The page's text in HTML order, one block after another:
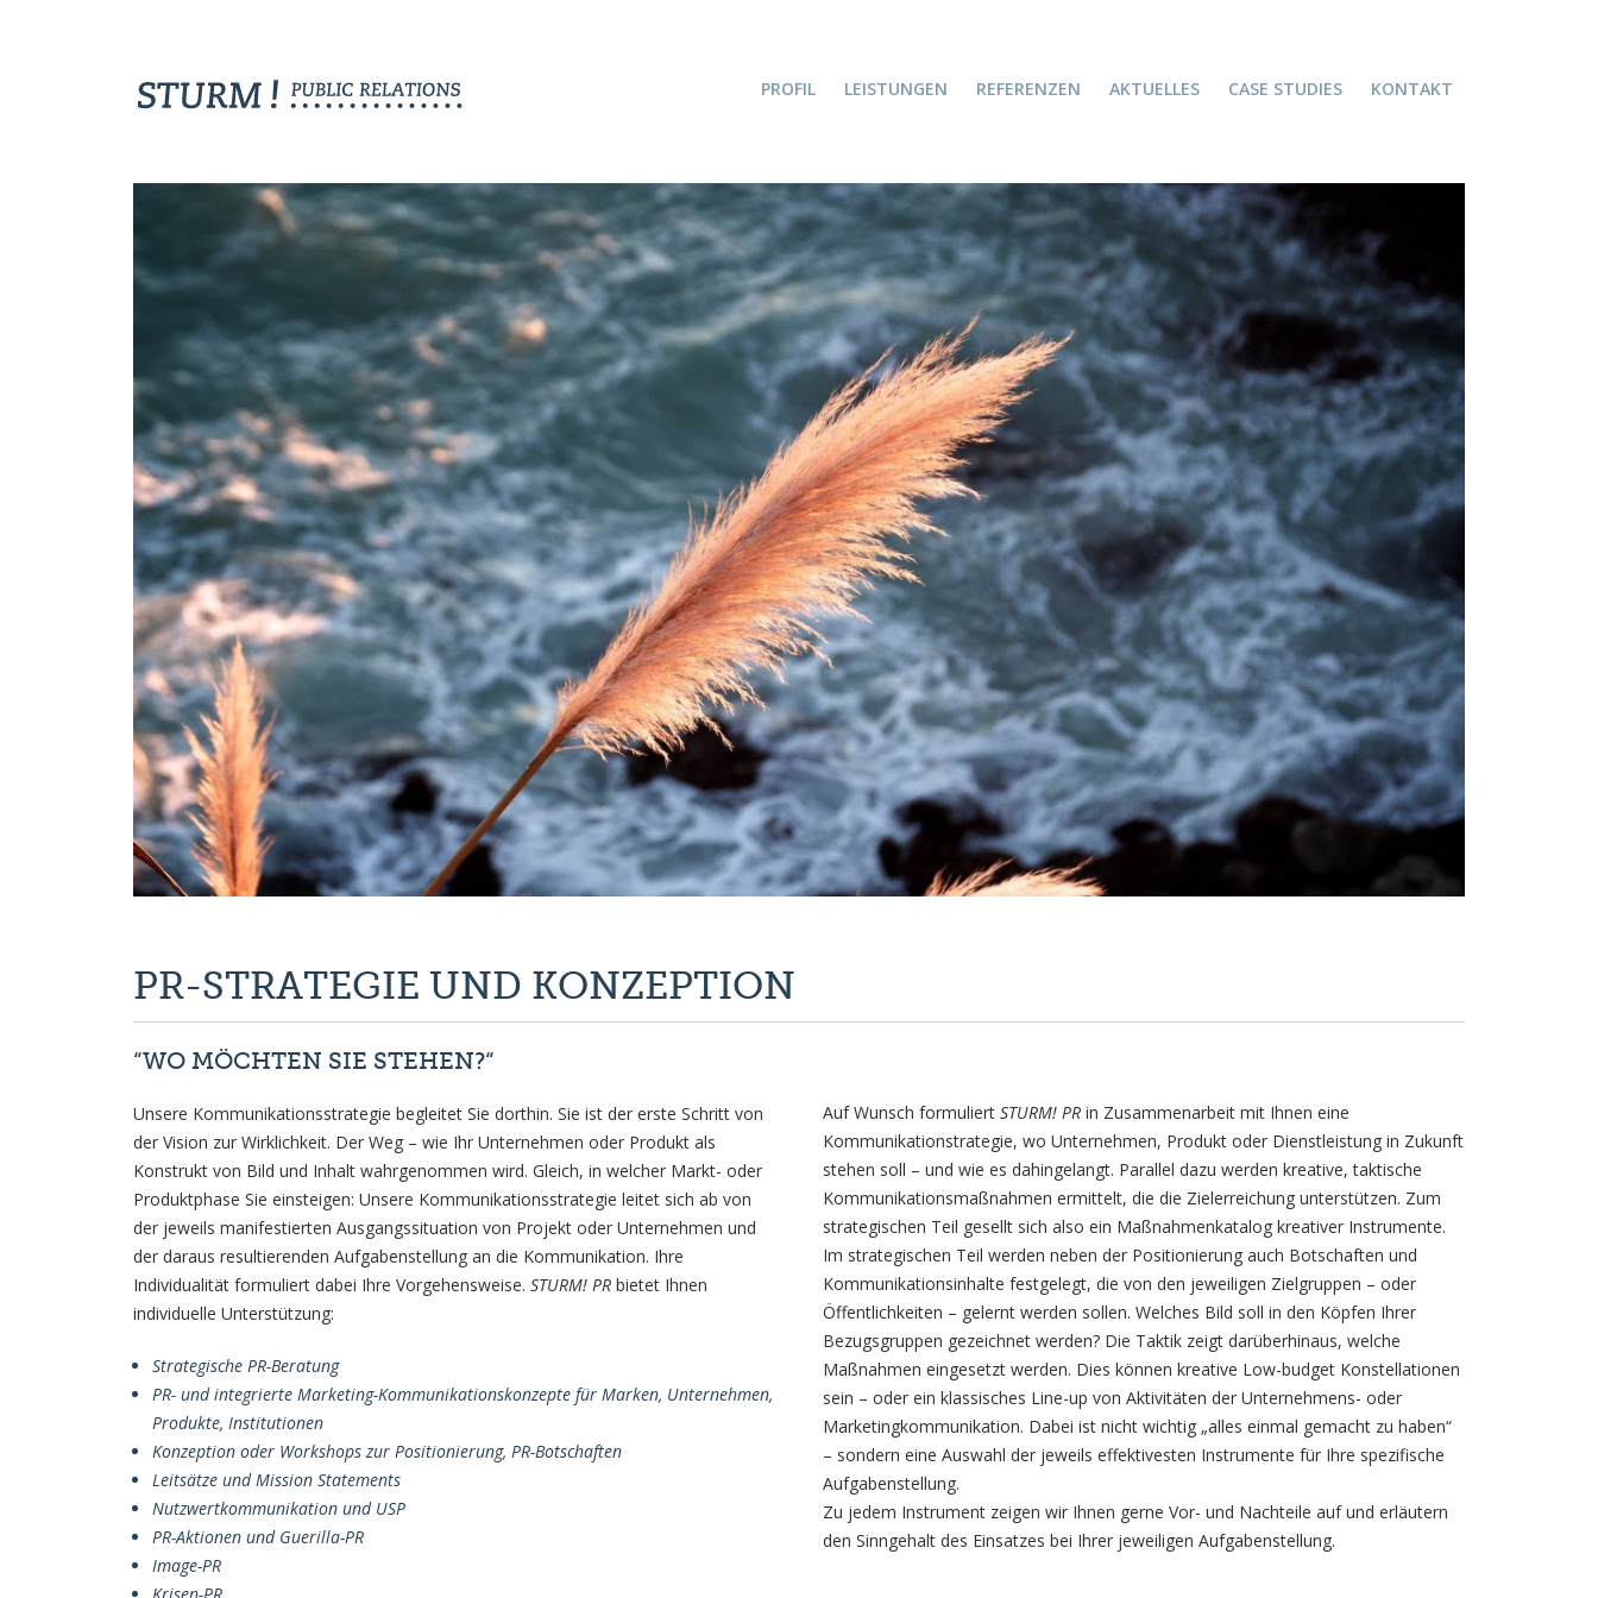
PROFIL LEISTUNGEN REFERENZEN AKTUELLES CASE STUDIES KONTAKT
PR-STRATEGIE UND KONZEPTION
“WO MÖCHTEN SIE STEHEN?“
Unsere Kommunikationsstrategie begleitet Sie dorthin. Sie ist der erste Schritt von
der Vision zur Wirklichkeit. Der Weg – wie Ihr Unternehmen oder Produkt als
Konstrukt von Bild und Inhalt wahrgenommen wird. Gleich, in welcher Markt- oder
Produktphase Sie einsteigen: Unsere Kommunikationsstrategie leitet sich ab von
der jeweils manifestierten Ausgangssituation von Projekt oder Unternehmen und
der daraus resultierenden Aufgabenstellung an die Kommunikation. Ihre
Individualität formuliert dabei Ihre Vorgehensweise. STURM! PR bietet Ihnen
individuelle Unterstützung:
Strategische PR-Beratung
PR- und integrierte Marketing-Kommunikationskonzepte für Marken, Unternehmen,
Produkte, Institutionen
Konzeption oder Workshops zur Positionierung, PR-Botschaften
Leitsätze und Mission Statements
Nutzwertkommunikation und USP
PR-Aktionen und Guerilla-PR
Image-PR
Auf Wunsch formuliert STURM! PR in Zusammenarbeit mit Ihnen eine
Kommunikationstrategie, wo Unternehmen, Produkt oder Dienstleistung in Zukunft
stehen soll – und wie es dahingelangt. Parallel dazu werden kreative, taktische
Kommunikationsmaßnahmen ermittelt, die die Zielerreichung unterstützen. Zum
strategischen Teil gesellt sich also ein Maßnahmenkatalog kreativer Instrumente.
Im strategischen Teil werden neben der Positionierung auch Botschaften und
Kommunikationsinhalte festgelegt, die von den jeweiligen Zielgruppen – oder
Öffentlichkeiten – gelernt werden sollen. Welches Bild soll in den Köpfen Ihrer
Bezugsgruppen gezeichnet werden? Die Taktik zeigt darüberhinaus, welche
Maßnahmen eingesetzt werden. Dies können kreative Low-budget Konstellationen
sein – oder ein klassisches Line-up von Aktivitäten der Unternehmens- oder
Marketingkommunikation. Dabei ist nicht wichtig „alles einmal gemacht zu haben“
– sondern eine Auswahl der jeweils effektivesten Instrumente für Ihre spezifische
Aufgabenstellung.
Zu jedem Instrument zeigen wir Ihnen gerne Vor- und Nachteile auf und erläutern
den Sinngehalt des Einsatzes bei Ihrer jeweiligen Aufgabenstellung.